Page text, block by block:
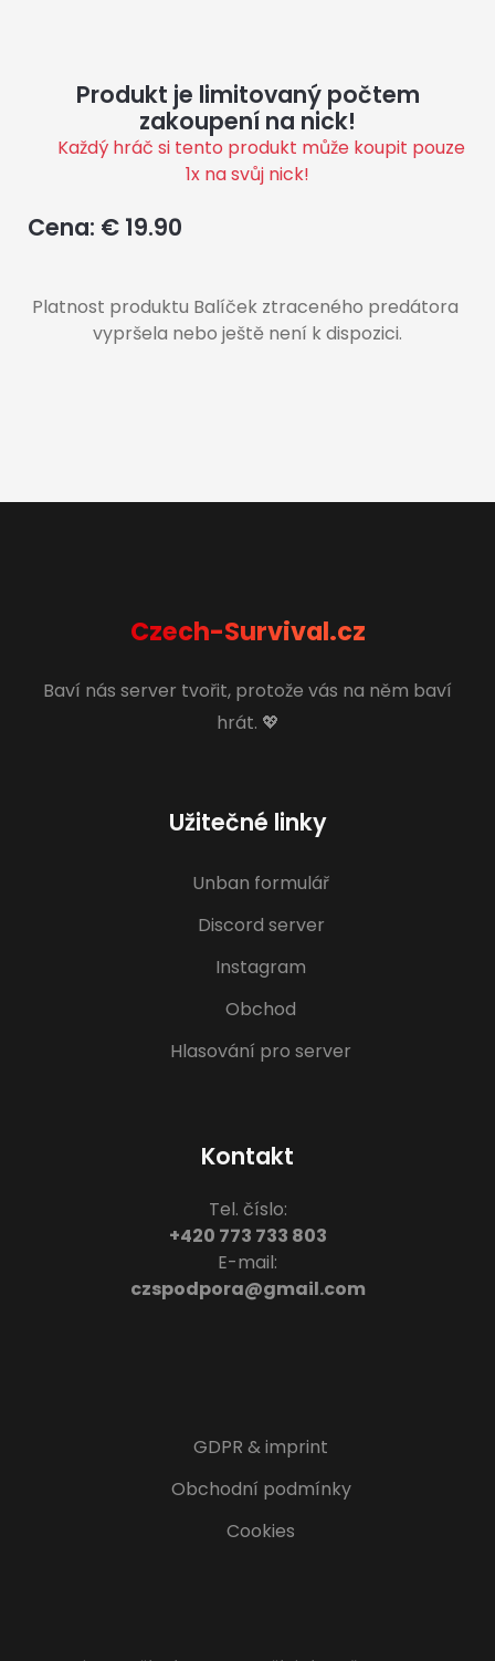
Produkt je limitovaný počtem
zakoupení na nick!
Každý hráč si tento produkt může koupit pouze
1x na svůj nick!
Cena: € 19.90
Platnost produktu Balíček ztraceného predátora
vypršela nebo ještě není k dispozici.
Czech-Survival.cz
Baví nás server tvořit, protože vás na něm baví
hrát. 💖
Užitečné linky
Unban formulář
Discord server
Instagram
Obchod
Hlasování pro server
Kontakt
Tel. číslo:
+420 773 733 803
E-mail:
czspodpora@gmail.com
GDPR & imprint
Obchodní podmínky
Cookies